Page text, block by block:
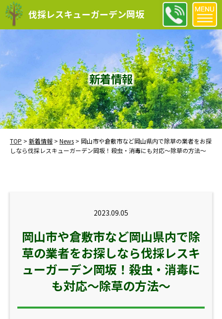
伐採レスキューガーデン岡坂
新着情報
TOP > 新着情報 > News > 岡山市や倉敷市など岡山県内で除草の業者をお探
しなら伐採レスキューガーデン岡坂！殺虫・消毒にも対応～除草の方法～
2023.09.05
岡山市や倉敷市など岡山県内で除
草の業者をお探しなら伐採レスキ
ューガーデン岡坂！殺虫・消毒に
も対応～除草の方法～